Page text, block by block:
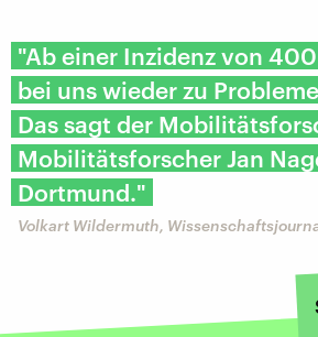
"Ab einer Inzidenz von
bei uns wieder zu
Das sagt der
Mobilitätsforscher Jan
Dortmund."
Volkart Wildermuth,